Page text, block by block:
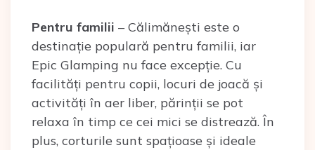
Pentru familii – Călimănești este o
destinație populară pentru familii, iar
Epic Glamping nu face excepție. Cu
facilități pentru copii, locuri de joacă și
activități în aer liber, părinții se pot
relaxa în timp ce cei mici se distrează. În
plus, corturile sunt spațioase și ideale